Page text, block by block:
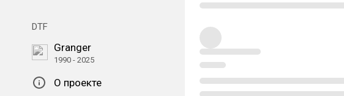
DTF
Granger
1990 - 2025
О проекте